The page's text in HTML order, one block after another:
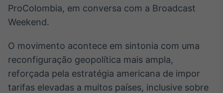
Curadoria de
conteúdos
Soluções de
Tecnologia
ProColombia, em conversa com a Broadcast
Weekend.
O movimento acontece em sintonia com uma
reconfiguração geopolítica mais ampla,
reforçada pela estratégia americana de impor
tarifas elevadas a muitos países, inclusive sobre